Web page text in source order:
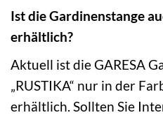
Ist die Gardinenstange
erhältlich?
Aktuell ist die GARESA
„RUSTIKA“ nur in der
erhältlich. Sollten Sie